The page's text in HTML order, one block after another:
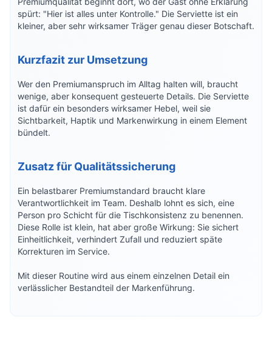
spürt: "Hier ist alles unter Kontrolle." Die Serviette ist ein
kleiner, aber sehr wirksamer Träger genau dieser Botschaft.
Kurzfazit zur Umsetzung
Wer den Premiumanspruch im Alltag halten will, braucht
wenige, aber konsequent gesteuerte Details. Die Serviette
ist dafür ein besonders wirksamer Hebel, weil sie
Sichtbarkeit, Haptik und Markenwirkung in einem Element
bündelt.
Zusatz für Qualitätssicherung
Ein belastbarer Premiumstandard braucht klare
Verantwortlichkeit im Team. Deshalb lohnt es sich, eine
Person pro Schicht für die Tischkonsistenz zu benennen.
Diese Rolle ist klein, hat aber große Wirkung: Sie sichert
Einheitlichkeit, verhindert Zufall und reduziert späte
Korrekturen im Service.
Mit dieser Routine wird aus einem einzelnen Detail ein
verlässlicher Bestandteil der Markenführung.